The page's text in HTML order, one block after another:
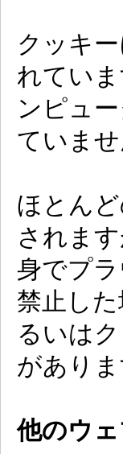
クッキ
れてい
ンピュ
ていませ
ほとん
されま
身でプ
禁止し
るいは
がありま
他のウ